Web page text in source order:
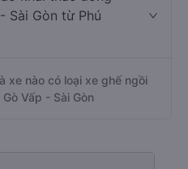
Sài Gòn từ Phú
xe nào có loại xe ghế ngồi
Vấp - Sài Gòn